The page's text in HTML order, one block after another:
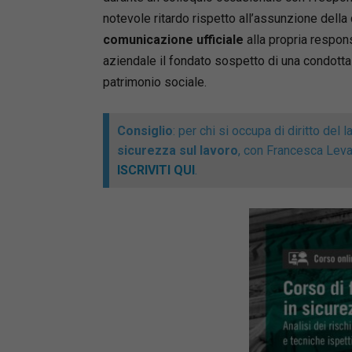
a
recente
COA
salute e
pubblico
notevole ritardo rispetto all’assunzione
comunicazione ufficiale alla propria
aziendale il fondato sospetto di una
patrimonio sociale.
Consiglio: per chi si occupa di diritto del
sicurezza sul lavoro, con Francesca
ISCRIVITI QUI